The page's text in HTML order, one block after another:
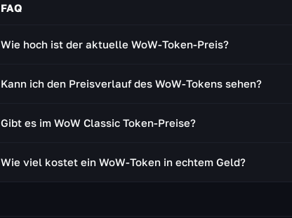
FAQ
Wie hoch ist der aktuelle WoW-Token-Preis?
vollständige Verlauf werden auf dieser Seite angezeigt
Kann ich den Preisverlauf des WoW-Tokens sehen?
Goldwerts erkennst und einen guten Zeitpunkt zum
Gibt es im WoW Classic Token-Preise?
Cataclysm Classic jedoch schon – und wir zeigen deren
Wie viel kostet ein WoW-Token in echtem Geld?